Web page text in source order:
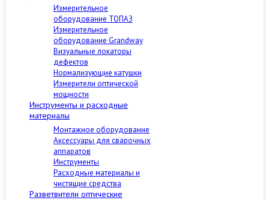
Измерительное
оборудование ТОПАЗ
Измерительное
оборудование Grandway
Визуальные локаторы
дефектов
Нормализующие катушки
Измерители оптической
мощности
Инструменты и расходные
материалы
Монтажное оборудование
Аксессуары для сварочных
аппаратов
Инструменты
Расходные материалы и
чистящие средства
Разветвители оптические